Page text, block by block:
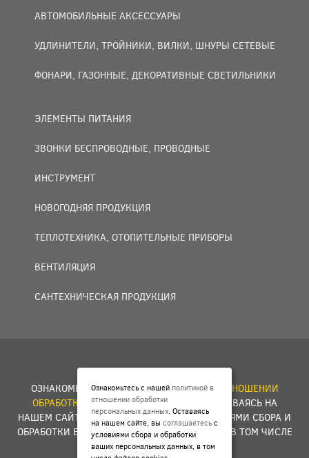
АВТОМОБИЛЬНЫЕ АКСЕССУАРЫ
УДЛИНИТЕЛИ, ТРОЙНИКИ, ВИЛКИ, ШНУРЫ СЕТЕВЫЕ
ФОНАРИ, ГАЗОННЫЕ, ДЕКОРАТИВНЫЕ СВЕТИЛЬНИКИ
ЭЛЕМЕНТЫ ПИТАНИЯ
ЗВОНКИ БЕСПРОВОДНЫЕ, ПРОВОДНЫЕ
ИНСТРУМЕНТ
НОВОГОДНЯЯ ПРОДУКЦИЯ
ТЕПЛОТЕХНИКА, ОТОПИТЕЛЬНЫЕ ПРИБОРЫ
ВЕНТИЛЯЦИЯ
САНТЕХНИЧЕСКАЯ ПРОДУКЦИЯ
ОЗНАКОМЬТЕСЬ С НАШЕЙПОЛИТИКОЙ В ОТНОШЕНИИ
ОБРАБОТКИ ПЕРСОНАЛЬНЫХ ДАННЫХ
. ОСТАВАЯСЬ НА
НАШЕМ САЙТЕ, ВЫСОГЛАШАЕТЕСЬС УСЛОВИЯМИ СБОРА И
ОБРАБОТКИ ВАШИХ ПЕРСОНАЛЬНЫХ ДАННЫХ, В ТОМ ЧИСЛЕ
ФАЙЛОВ COOKIES.
Ознакомьтесь с нашей политикой в
отношении обработки
персональных данных. Оставаясь
на нашем сайте, вы соглашаетесь с
условиями сбора и обработки
ваших персональных данных, в том